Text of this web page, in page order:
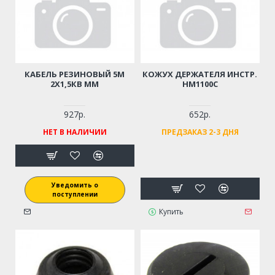
КАБЕЛЬ РЕЗИНОВЫЙ 5М
2Х1,5КВ ММ
927р.
НЕТ В НАЛИЧИИ
Уведомить о
поступлении
КОЖУХ ДЕРЖАТЕЛЯ ИНСТР.
HM1100С
652р.
ПРЕДЗАКАЗ 2-3 ДНЯ
Купить